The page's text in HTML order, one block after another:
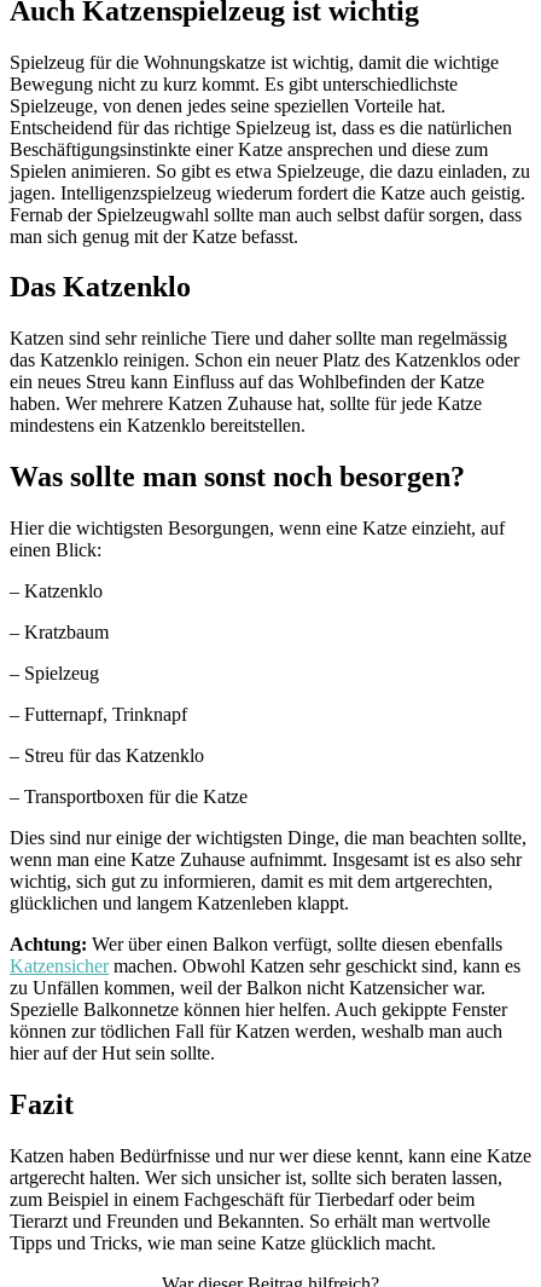
Auch Katzenspielzeug ist wichtig
Spielzeug für die Wohnungskatze ist wichtig, damit die wichtige
Bewegung nicht zu kurz kommt. Es gibt unterschiedlichste
Spielzeuge, von denen jedes seine speziellen Vorteile hat.
Entscheidend für das richtige Spielzeug ist, dass es die natürlichen
Beschäftigungsinstinkte einer Katze ansprechen und diese zum
Spielen animieren. So gibt es etwa Spielzeuge, die dazu einladen, zu
jagen. Intelligenzspielzeug wiederum fordert die Katze auch geistig.
Fernab der Spielzeugwahl sollte man auch selbst dafür sorgen, dass
man sich genug mit der Katze befasst.
Das Katzenklo
Katzen sind sehr reinliche Tiere und daher sollte man regelmässig
das Katzenklo reinigen. Schon ein neuer Platz des Katzenklos oder
ein neues Streu kann Einfluss auf das Wohlbefinden der Katze
haben. Wer mehrere Katzen Zuhause hat, sollte für jede Katze
mindestens ein Katzenklo bereitstellen.
Was sollte man sonst noch besorgen?
Hier die wichtigsten Besorgungen, wenn eine Katze einzieht, auf
einen Blick:
– Katzenklo
– Kratzbaum
– Spielzeug
– Futternapf, Trinknapf
– Streu für das Katzenklo
– Transportboxen für die Katze
Dies sind nur einige der wichtigsten Dinge, die man beachten sollte,
wenn man eine Katze Zuhause aufnimmt. Insgesamt ist es also sehr
wichtig, sich gut zu informieren, damit es mit dem artgerechten,
glücklichen und langem Katzenleben klappt.
Achtung: Wer über einen Balkon verfügt, sollte diesen ebenfalls
Katzensichermachen. Obwohl Katzen sehr geschickt sind, kann es
zu Unfällen kommen, weil der Balkon nicht Katzensicher war.
Spezielle Balkonnetze können hier helfen. Auch gekippte Fenster
können zur tödlichen Fall für Katzen werden, weshalb man auch
hier auf der Hut sein sollte.
Fazit
Katzen haben Bedürfnisse und nur wer diese kennt, kann eine Katze
artgerecht halten. Wer sich unsicher ist, sollte sich beraten lassen,
zum Beispiel in einem Fachgeschäft für Tierbedarf oder beim
Tierarzt und Freunden und Bekannten. So erhält man wertvolle
Tipps und Tricks, wie man seine Katze glücklich macht.